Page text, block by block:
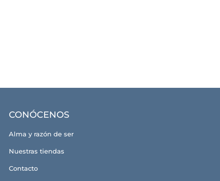
CONÓCENOS
Alma y razón de ser
Nuestras tiendas
Contacto